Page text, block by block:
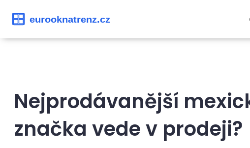
Nejprodávanější
značka vede v prodeji?